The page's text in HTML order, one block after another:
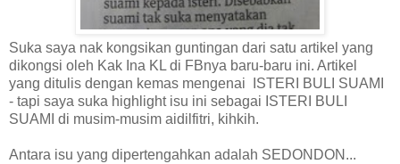
Suka saya nak kongsikan guntingan dari satu artikel yang
dikongsi oleh Kak Ina KL di FBnya baru-baru ini. Artikel
yang ditulis dengan kemas mengenai ISTERI BULI SUAMI
- tapi saya suka highlight isu ini sebagai ISTERI BULI
SUAMI di musim-musim aidilfitri, kihkih.
Antara isu yang dipertengahkan adalah SEDONDON...